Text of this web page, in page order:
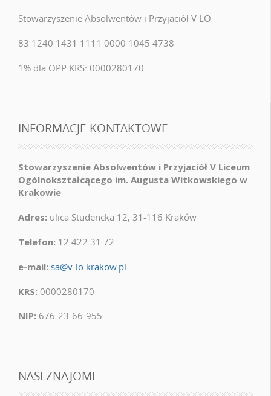
Stowarzyszenie Absolwentów i Przyjaciół V LO
83 1240 1431 1111 0000 1045 4738
1% dla OPP KRS: 0000280170
INFORMACJE KONTAKTOWE
Stowarzyszenie Absolwentów i Przyjaciół V Liceum
Ogólnokształcącego im. Augusta Witkowskiego w
Krakowie
Adres: ulica Studencka 12, 31-116 Kraków
Telefon: 12 422 31 72
e-mail: sa@v-lo.krakow.pl
KRS: 0000280170
NIP: 676-23-66-955
NASI ZNAJOMI